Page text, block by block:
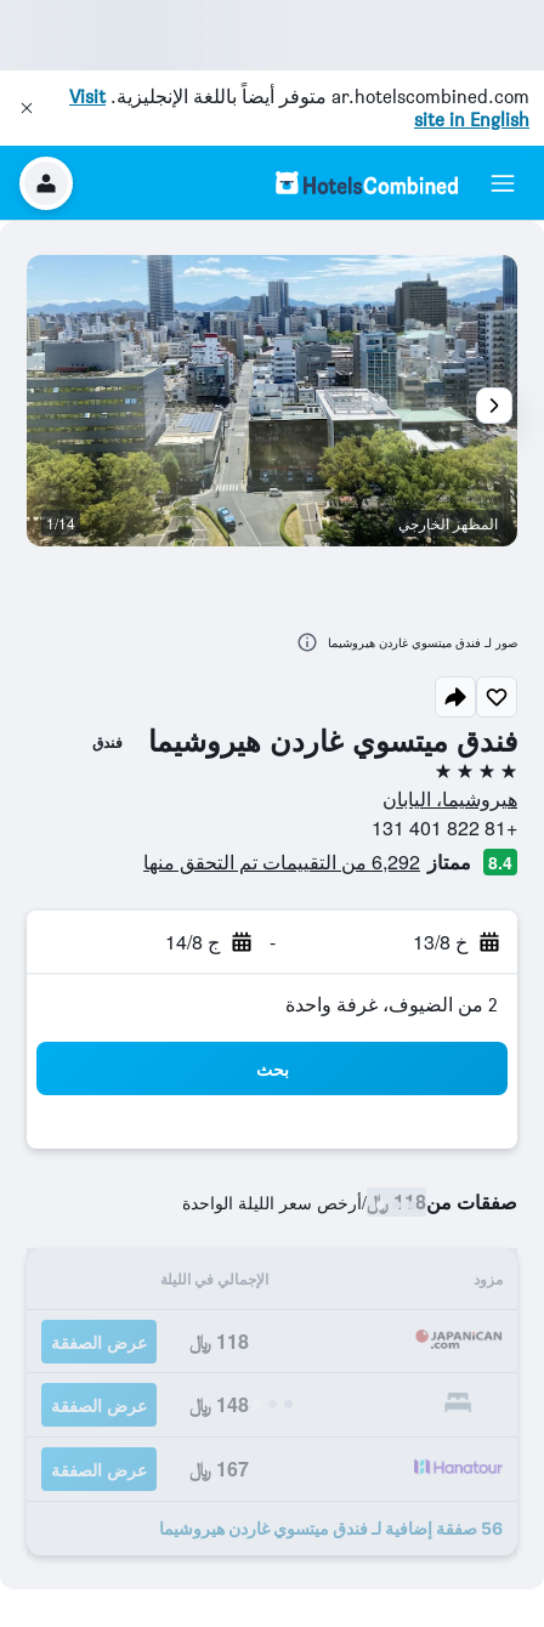
ar.hotelscombined.com متوفر أيضاً باللغة الإنجليزية.Visit
site in English
فندق ميتسوي غاردن هيروشيما فندق
4 نجوم
هيروشيما، اليابان
+81 822 401 131
8.4 ممتاز 6,292 من التقييمات تم التحقق منها
خ 13/8 - ج 14/8
2 من الضيوف، غرفة واحدة
بحث
صفقات من118 ﷼ /أرخص سعر الليلة الواحدة
مزود الإجمالي في الليلة
118 ﷼ عرض الصفقة
148 ﷼ عرض الصفقة
167 ﷼ عرض الصفقة
56 صفقة إضافية لـ فندق ميتسوي غاردن هيروشيما
المظهر الخارجي 1/14
صور لـ فندق ميتسوي غاردن هيروشيما